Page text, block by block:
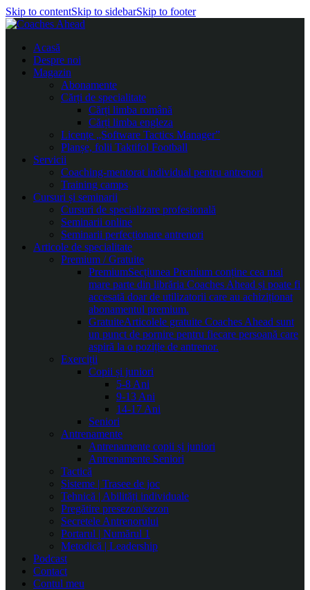
Skip to contentSkip to sidebarSkip to footer
Acasă
Despre noi
Magazin
Abonamente
Cărți de specialitate
Cărți limba română
Cărți limba engleza
Licențe „Software Tactics Manager”
Planșe, folii Taktifol Football
Servicii
Coaching-mentorat individual pentru antrenori
Training camps
Cursuri și seminarii
Cursuri de specializare profesională
Seminarii online
Seminarii perfecționare antrenori
Articole de specialitate
Premium / Gratuite
PremiumSecțiunea Premium conține cea mai
mare parte din librăria Coaches Ahead și poate fi
accesată doar de utilizatorii care au achiziționat
abonamentul premium.
GratuiteArticolele gratuite Coaches Ahead sunt
un punct de pornire pentru fiecare persoană care
aspiră la o poziție de antrenor.
Exerciții
Copii și juniori
5-8 Ani
9-13 Ani
14-17 Ani
Seniori
Antrenamente
Antrenamente copii și juniori
Antrenamente Seniori
Tactică
Sisteme | Trasee de joc
Tehnică | Abilități individuale
Pregătire presezon/sezon
Secretele Antrenorului
Portarul | Numărul 1
Metodică | Leadership
Podcast
Contact
Contul meu